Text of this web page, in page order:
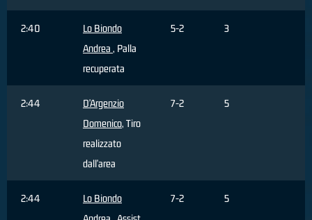
2:40
Lo Biondo
Andrea , Palla
recuperata
5-2 3
2:44
D'Argenzio
Domenico, Tiro
realizzato
dall'area
7-2 5
2:44
Lo Biondo
7-2 5